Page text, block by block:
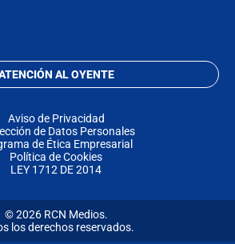
AL OYENTE
Aviso de Privacidad
de Datos Personales
de Ética Empresarial
Política de Cookies
LEY 1712 DE 2014
© 2026 RCN Medios.
los derechos reservados.